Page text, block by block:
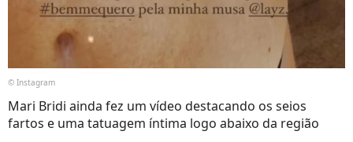
© Instagram
Mari Bridi ainda fez um vídeo destacando os seios
fartos e uma tatuagem íntima logo abaixo da região